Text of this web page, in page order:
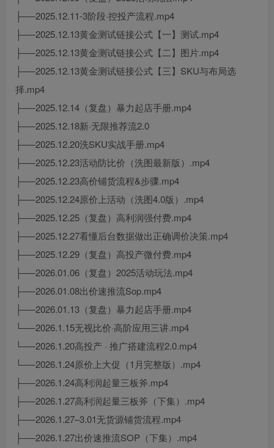
├──2025.12.11-3阶段·控投产流程.mp4
├──2025.12.13黄金测试链接公式【一】测试.mp4
├──2025.12.13黄金测试链接公式【二】图片.mp4
├──2025.12.13黄金测试链接公式【三】SKU与布局选
择.mp4
├──2025.12.14（复盘）暴力起店手册.mp4
├──2025.12.18新·无限推荐流2.0
├──2025.12.20洗SKU实战手册.mp4
├──2025.12.23活动防比价（洗图最新版）.mp4
├──2025.12.23高价铺货流程&步骤.mp4
├──2025.12.24原价上活动（洗图4.0版）.mp4
├──2025.12.25（复盘）高利润强付费.mp4
├──2025.12.27看懂后台数据做出正确调价决策.mp4
├──2025.12.29（复盘）高投产微付费.mp4
├──2026.01.06（复盘）2025活动玩法.mp4
├──2026.01.08出价速推流Sop.mp4
├──2026.01.13（复盘）暴力起店手册.mp4
└──2026.1.15无视比价·高阶应用三讲.mp4
└──2026.1.20高投产 · 推广搭建流程2.0.mp4
└──2026.1.24原价上大促（1月完整版）.mp4
├──2026.1.24高利润起量三板斧.mp4
├──2026.1.27高利润起量三板斧（下集）.mp4
├──2026.1.27–3.01无货源铺货流程.mp4
├──2026.1.27出价速推流SOP（下集）.mp4